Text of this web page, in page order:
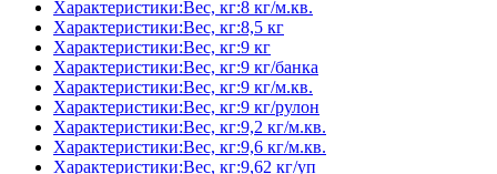
Характеристики:Вес, кг:8 кг/м.кв.
Характеристики:Вес, кг:8,5 кг
Характеристики:Вес, кг:9 кг
Характеристики:Вес, кг:9 кг/банка
Характеристики:Вес, кг:9 кг/м.кв.
Характеристики:Вес, кг:9 кг/рулон
Характеристики:Вес, кг:9,2 кг/м.кв.
Характеристики:Вес, кг:9,6 кг/м.кв.
Характеристики:Вес, кг:9,62 кг/уп